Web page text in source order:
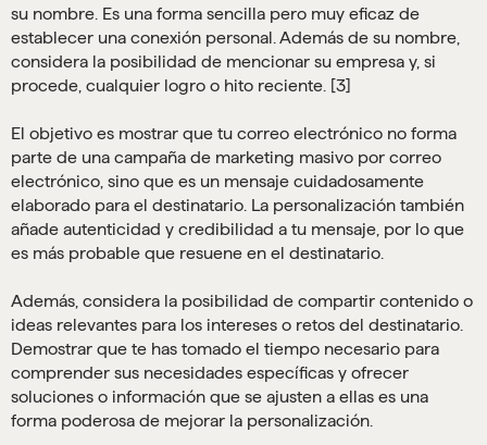
su nombre. Es una forma sencilla pero muy eficaz de
establecer una conexión personal. Además de su nombre,
considera la posibilidad de mencionar su empresa y, si
procede, cualquier logro o hito reciente. [3]
El objetivo es mostrar que tu correo electrónico no forma
parte de una campaña de marketing masivo por correo
electrónico, sino que es un mensaje cuidadosamente
elaborado para el destinatario. La personalización también
añade autenticidad y credibilidad a tu mensaje, por lo que
es más probable que resuene en el destinatario.
Además, considera la posibilidad de compartir contenido o
ideas relevantes para los intereses o retos del destinatario.
Demostrar que te has tomado el tiempo necesario para
comprender sus necesidades específicas y ofrecer
soluciones o información que se ajusten a ellas es una
forma poderosa de mejorar la personalización.